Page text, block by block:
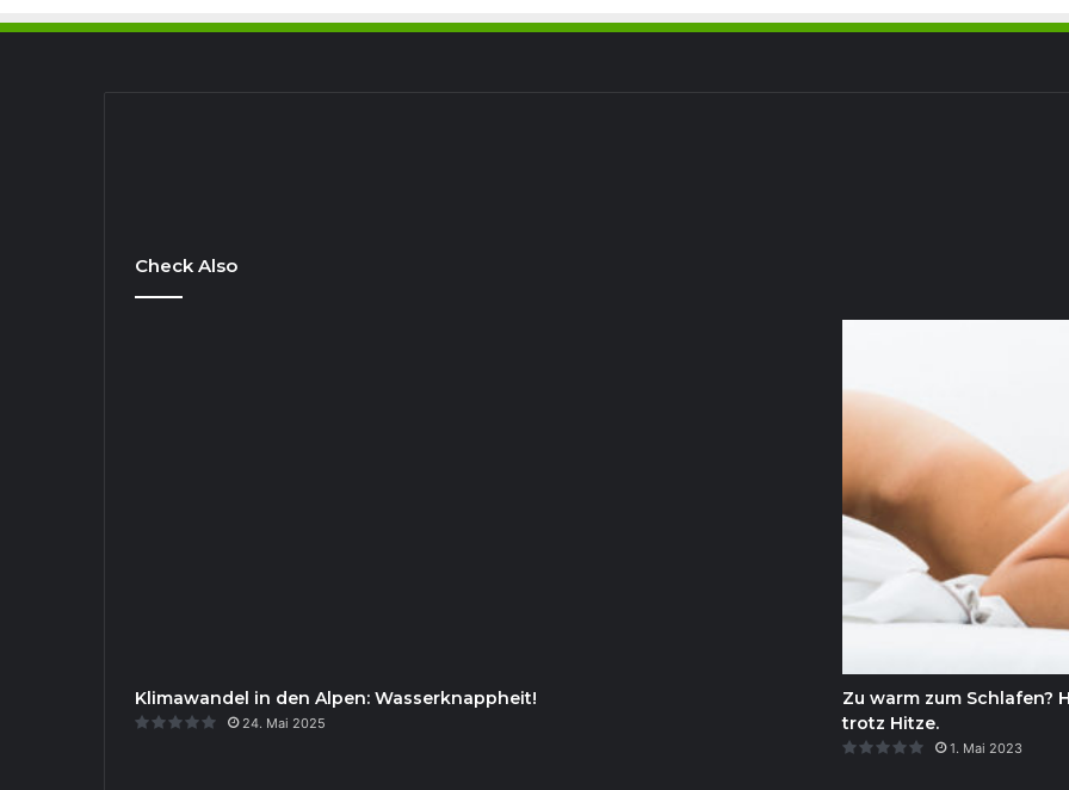
Check Also
Klimawandel in den Alpen: Wasserknappheit!
24. Mai 2025
Zu warm zum Schlafen?
trotz Hitze.
1. Mai 2023